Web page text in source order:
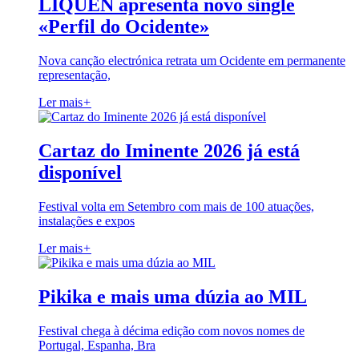
LÍQUEN apresenta novo single
«Perfil do Ocidente»
Nova canção electrónica retrata um Ocidente em permanente
representação,
Ler mais+
Cartaz do Iminente 2026 já está
disponível
Festival volta em Setembro com mais de 100 atuações,
instalações e expos
Ler mais+
Pikika e mais uma dúzia ao MIL
Festival chega à décima edição com novos nomes de
Portugal, Espanha, Bra